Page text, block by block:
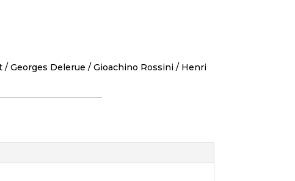
/ Georges Delerue / Gioachino Rossini / Henri